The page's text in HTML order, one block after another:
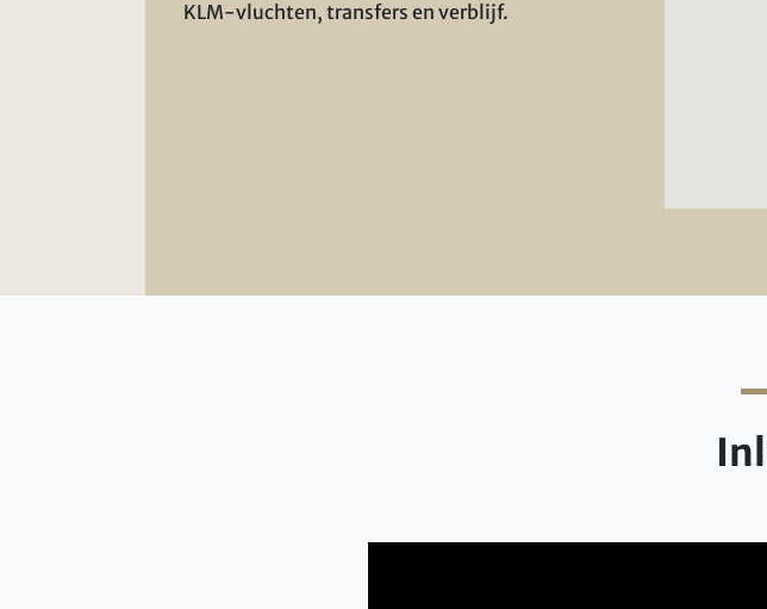
KLM-vluchten, transfers en verblijf.